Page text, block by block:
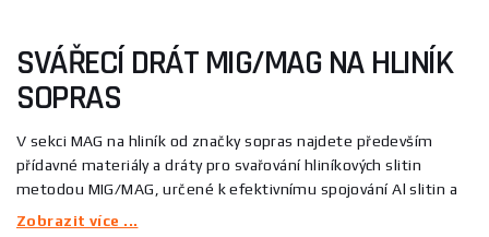
SVÁŘECÍ DRÁT MIG/MAG NA HLINÍK
SOPRAS
V sekci MAG na hliník od značky sopras najdete především
přídavné materiály a dráty pro svařování hliníkových slitin
metodou MIG/MAG, určené k efektivnímu spojování Al slitin a
obnově korozivzdorných spojů. Sortiment zahrnuje produkty
Zobrazit více ...